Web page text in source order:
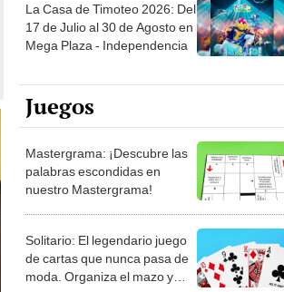
La Casa de Timoteo 2026: Del
17 de Julio al 30 de Agosto en
Mega Plaza - Independencia
Juegos
Mastergrama: ¡Descubre las
palabras escondidas en
nuestro Mastergrama!
Solitario: El legendario juego
de cartas que nunca pasa de
moda. Organiza el mazo y